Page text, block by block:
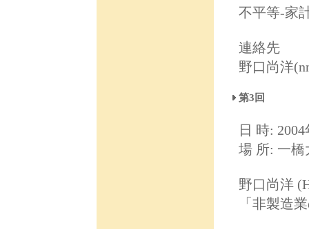
不平等-家
連絡先
野口尚洋
第3回
日 時:
場 所: 一橋
野口尚洋
「非製造